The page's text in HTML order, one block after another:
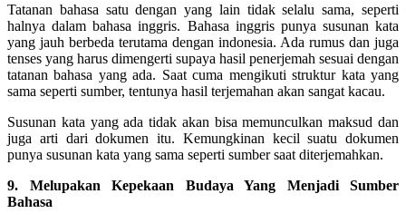
Tatanan bahasa satu dengan yang lain tidak selalu sama, seperti
halnya dalam bahasa inggris. Bahasa inggris punya susunan kata
yang jauh berbeda terutama dengan indonesia. Ada rumus dan juga
tenses yang harus dimengerti supaya hasil penerjemah sesuai dengan
tatanan bahasa yang ada. Saat cuma mengikuti struktur kata yang
sama seperti sumber, tentunya hasil terjemahan akan sangat kacau.
Susunan kata yang ada tidak akan bisa memunculkan maksud dan
juga arti dari dokumen itu. Kemungkinan kecil suatu dokumen
punya susunan kata yang sama seperti sumber saat diterjemahkan.
9. Melupakan Kepekaan Budaya Yang Menjadi Sumber
Bahasa